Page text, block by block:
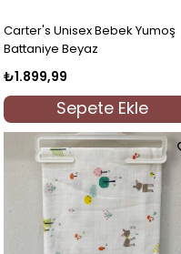
Carter's Unisex Bebek Yumoş
Battaniye Beyaz
₺1.899,99
Sepete Ekle